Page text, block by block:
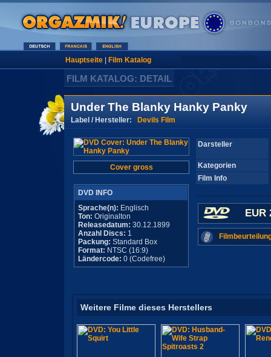
Hauptseite| Film Katalog
FILM KATALOG: DETAIL
Under The Blanky Hanky Panky
Label / Hersteller: Devils Film
Cover gross
DVD INFO
Sprache(n): Englisch
Ton: Originalton
Releasedatum: 30.12.1899
Anzahl Discs: 1
Packung: Standard Box
Format: NTSC (16:9)
Ländercode: 0 (Codefree)
Darsteller
Kategorien
Film Info
EUR
Weitere Filme dieses Herstellers